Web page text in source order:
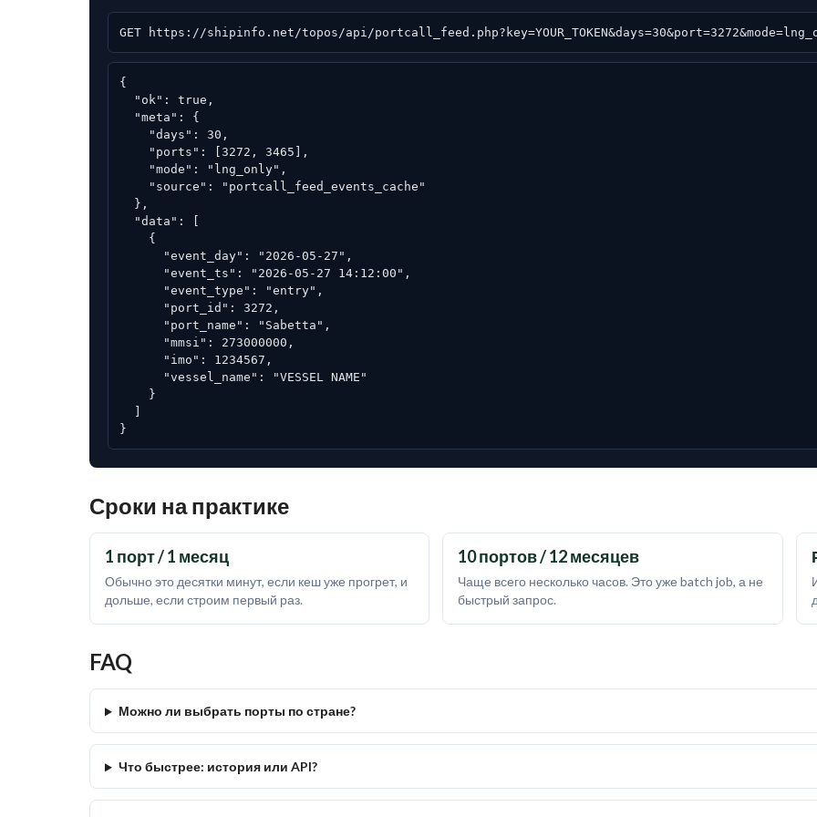
GET https://shipinfo.net/topos/api/
{
  "ok": true,
  "meta": {
    "days": 30,
    "ports": [3272, 3465],
    "mode": "lng_only",
    "source": "portcall_feed_events_cache"
  },
  "data": [
    {
      "event_day": "2026-05-27",
      "event_ts": "2026-05-27 14:12:00",
      "event_type": "entry",
      "port_id": 3272,
      "port_name": "Sabetta",
      "mmsi": 273000000,
      "imo": 1234567,
      "vessel_name": "VESSEL NAME"
    }
}
Сроки на практике
1 порт / 1 месяц
Обычно это десятки минут, если кеш уже прогрет, и
дольше, если строим первый раз.
10 портов / 12 месяцев
Чаще всего несколько часов. Это уже batch job, а не
быстрый запрос.
FAQ
Можно ли выбрать порты по стране?
Что быстрее: история или API?